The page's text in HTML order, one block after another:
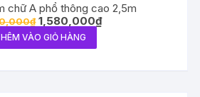
chữ A phổ thông cao 2,5m
₫ 1,580,000₫
VÀO GIỎ HÀNG